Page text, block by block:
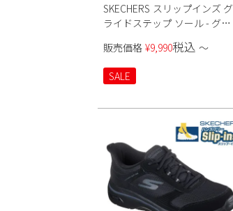
SKECHERS スリップインズ グ
ライドステップ ソール - グロ
販売価格 ¥9,990税込 〜
SALE